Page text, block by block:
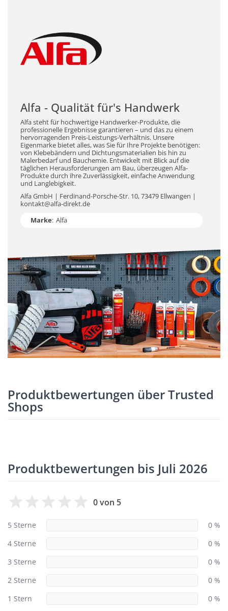
Alfa - Qualität für's Handwerk
Alfa steht für hochwertige Handwerker-Produkte, die
professionelle Ergebnisse garantieren – und das zu einem
hervorragenden Preis-Leistungs-Verhältnis. Unsere
Eigenmarke bietet alles, was Sie für Ihre Projekte benötigen:
von Klebebändern und Dichtungsmaterialien bis hin zu
Malerbedarf und Bauchemie. Entwickelt mit Blick auf die
täglichen Herausforderungen am Bau, überzeugen Alfa-
Produkte durch ihre Zuverlässigkeit, einfache Anwendung
und Langlebigkeit.
Alfa GmbH | Ferdinand-Porsche-Str. 10, 73479 Ellwangen |
kontakt@alfa-direkt.de
Marke: Alfa
Produktbewertungen über Trusted
Shops
Produktbewertungen bis Juli 2026
0 von 5
5 Sterne
0 %
4 Sterne
0 %
3 Sterne
0 %
2 Sterne
0 %
1 Stern
0 %